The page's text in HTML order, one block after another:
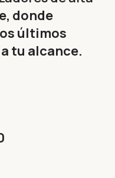
donde
últimos
tu alcance.